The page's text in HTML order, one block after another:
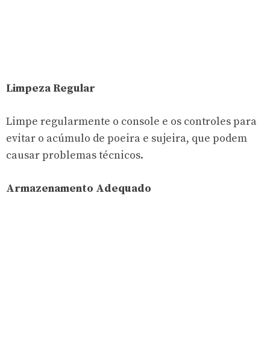
Limpeza Regular
Limpe regularmente o console e os controles para
evitar o acúmulo de poeira e sujeira, que podem
causar problemas técnicos.
Armazenamento Adequado